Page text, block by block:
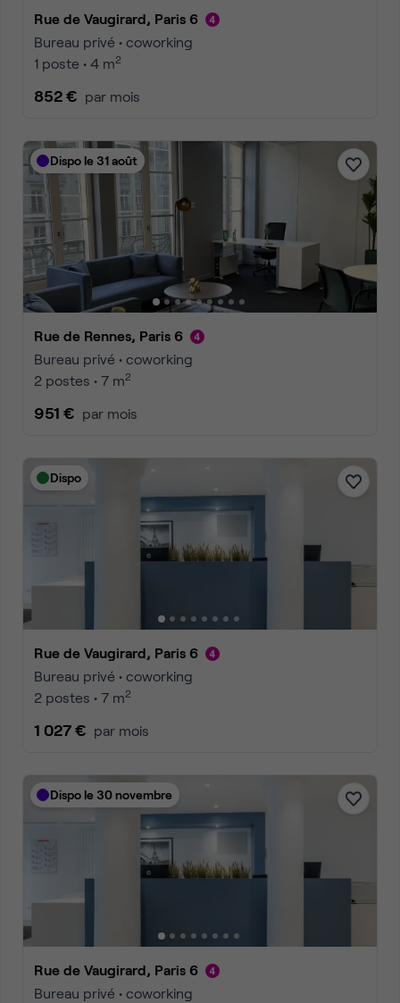
Rue de Vaugirard, Paris 6
Bureau privé • coworking
1 poste • 4 m2
852 € par mois
Dispo le 31 août
Rue de Rennes, Paris 6
Bureau privé • coworking
2 postes • 7 m2
951 € par mois
Dispo
Rue de Vaugirard, Paris 6
Bureau privé • coworking
2 postes • 7 m2
1 027 € par mois
Dispo le 30 novembre
Rue de Vaugirard, Paris 6
Bureau privé • coworking